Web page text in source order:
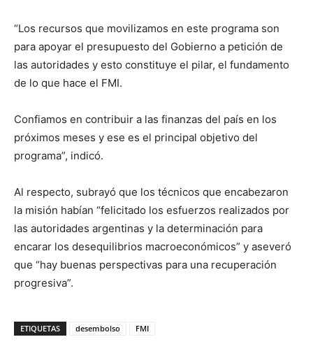
“Los recursos que movilizamos en este programa son
para apoyar el presupuesto del Gobierno a petición de
las autoridades y esto constituye el pilar, el fundamento
de lo que hace el FMI.
Confiamos en contribuir a las finanzas del país en los
próximos meses y ese es el principal objetivo del
programa”, indicó.
Al respecto, subrayó que los técnicos que encabezaron
la misión habían “felicitado los esfuerzos realizados por
las autoridades argentinas y la determinación para
encarar los desequilibrios macroeconómicos” y aseveró
que “hay buenas perspectivas para una recuperación
progresiva”.
ETIQUETAS desembolso FMI